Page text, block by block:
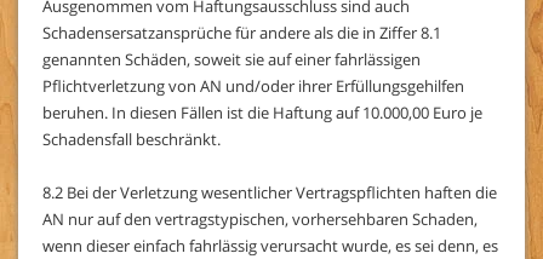
Ausgenommen vom Haftungsausschluss sind auch
Schadensersatzansprüche für andere als die in Ziffer 8.1
genannten Schäden, soweit sie auf einer fahrlässigen
Pflichtverletzung von AN und/oder ihrer Erfüllungsgehilfen
beruhen. In diesen Fällen ist die Haftung auf 10.000,00 Euro je
Schadensfall beschränkt.
8.2 Bei der Verletzung wesentlicher Vertragspflichten haften die
AN nur auf den vertragstypischen, vorhersehbaren Schaden,
wenn dieser einfach fahrlässig verursacht wurde, es sei denn, es